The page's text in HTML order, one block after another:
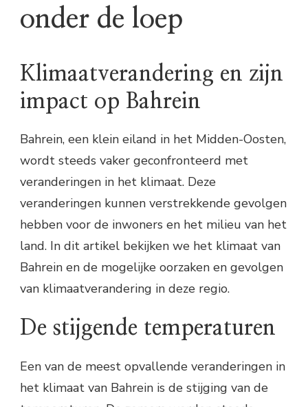
onder de loep
Klimaatverandering en zijn
impact op Bahrein
Bahrein, een klein eiland in het Midden-Oosten,
wordt steeds vaker geconfronteerd met
veranderingen in het klimaat. Deze
veranderingen kunnen verstrekkende gevolgen
hebben voor de inwoners en het milieu van het
land. In dit artikel bekijken we het klimaat van
Bahrein en de mogelijke oorzaken en gevolgen
van klimaatverandering in deze regio.
De stijgende temperaturen
Een van de meest opvallende veranderingen in
het klimaat van Bahrein is de stijging van de